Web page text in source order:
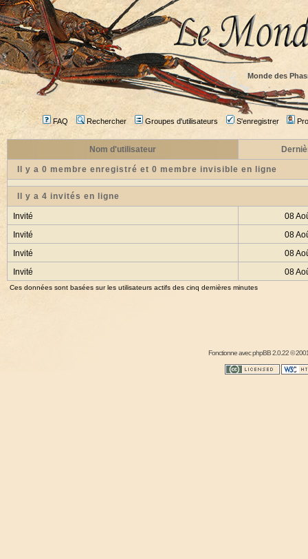
Monde des
FAQ Rechercher Groupes d'utilisateurs S'enregistrer
Nom d'utilisateur
Il y a 0 membre enregistré et 0 membre invisible en ligne
Il y a 4 invités en ligne
Invité
08
Invité
08
Invité
08
Invité
08
Ces données sont basées sur les utilisateurs actifs des cinq dernières minutes
Fonctionne avecphpBB2.0.22 ©